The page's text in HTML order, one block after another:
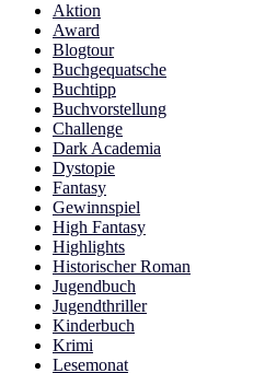
Aktion
Award
Blogtour
Buchgequatsche
Buchtipp
Buchvorstellung
Challenge
Dark Academia
Dystopie
Fantasy
Gewinnspiel
High Fantasy
Highlights
Historischer Roman
Jugendbuch
Jugendthriller
Kinderbuch
Krimi
Lesemonat